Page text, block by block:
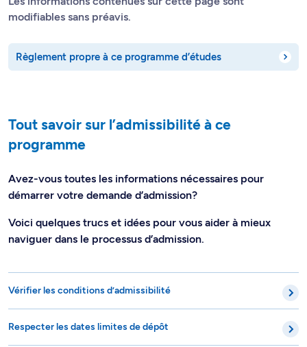
modifiables sans préavis.
Règlement propre à ce programme d’études
Tout savoir sur l’admissibilité à ce
programme
Avez-vous toutes les informations nécessaires pour
démarrer votre demande d’admission?
Voici quelques trucs et idées pour vous aider à mieux
naviguer dans le processus d’admission.
Vérifier les conditions d’admissibilité
Respecter les dates limites de dépôt